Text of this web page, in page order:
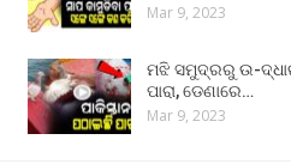
Mar 9, 2023
ମଝି ସମୁଦ୍ରରୁ ଉ-
ପାରା, ଡେଣାରେ…
Mar 9, 2023